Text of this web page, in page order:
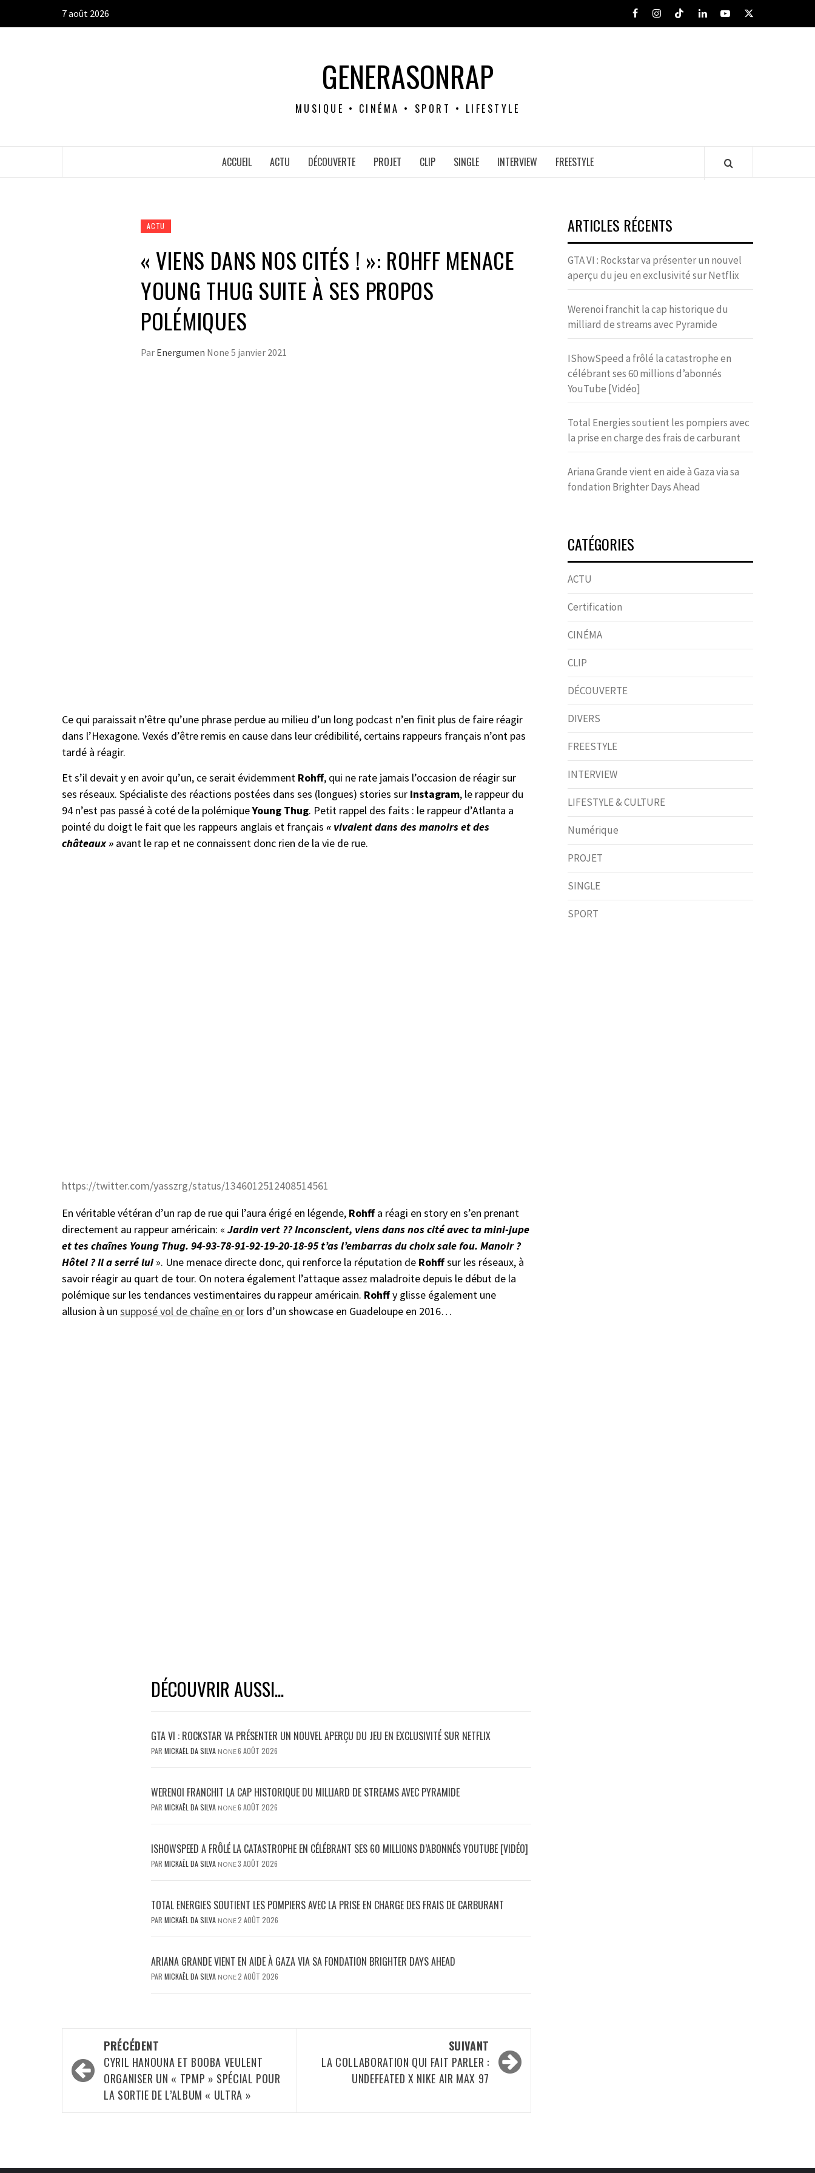
7 août 2026 FacebookInstagram
TiktokLinkedInYoutube
X
GENERASONRAP
MUSIQUE • CINÉMA • SPORT • LIFESTYLE
ACCUEIL ACTU DÉCOUVERTE PROJET CLIP SINGLE INTERVIEW FREESTYLE
ACTU
« VIENS DANS NOS CITÉS ! »: ROHFF MENACE
YOUNG THUG SUITE À SES PROPOS
POLÉMIQUES
Par Energumen None 5 janvier 2021
Ce qui paraissait n’être qu’une phrase perdue au milieu d’un long podcast n’en finit plus de faire réagir
dans l’Hexagone. Vexés d’être remis en cause dans leur crédibilité, certains rappeurs français n’ont pas
tardé à réagir.
Et s’il devait y en avoir qu’un, ce serait évidemment Rohff, qui ne rate jamais l’occasion de réagir sur
ses réseaux. Spécialiste des réactions postées dans ses (longues) stories sur Instagram, le rappeur du
94 n’est pas passé à coté de la polémiqueYoung Thug. Petit rappel des faits : le rappeur d’Atlanta a
pointé du doigt le fait que les rappeurs anglais et français « vivaient dans des manoirs et des
châteaux » avant le rap et ne connaissent donc rien de la vie de rue.
https://twitter.com/yasszrg/status/1346012512408514561
En véritable vétéran d’un rap de rue qui l’aura érigé en légende, Rohffa réagi en story en s’en prenant
directement au rappeur américain: « Jardin vert ?? Inconscient, viens dans nos cité avec ta mini-jupe
et tes chaînes Young Thug. 94-93-78-91-92-19-20-18-95 t’as l’embarras du choix sale fou. Manoir ?
Hôtel ? Il a serré lui ». Une menace directe donc, qui renforce la réputation de Rohffsur les réseaux, à
savoir réagir au quart de tour. On notera également l’attaque assez maladroite depuis le début de la
polémique sur les tendances vestimentaires du rappeur américain. Rohffy glisse également une
allusion à un supposé vol de chaîne en or lors d’un showcase en Guadeloupe en 2016…
DÉCOUVRIR AUSSI...
GTA VI : ROCKSTAR VA PRÉSENTER UN NOUVEL APERÇU DU JEU EN EXCLUSIVITÉ SUR NETFLIX
PAR MICKAËL DA SILVA NONE6 AOÛT 2026
WERENOI FRANCHIT LA CAP HISTORIQUE DU MILLIARD DE STREAMS AVEC PYRAMIDE
PAR MICKAËL DA SILVA NONE6 AOÛT 2026
ISHOWSPEED A FRÔLÉ LA CATASTROPHE EN CÉLÉBRANT SES 60 MILLIONS D’ABONNÉS YOUTUBE [VIDÉO]
PAR MICKAËL DA SILVA NONE3 AOÛT 2026
TOTAL ENERGIES SOUTIENT LES POMPIERS AVEC LA PRISE EN CHARGE DES FRAIS DE CARBURANT
PAR MICKAËL DA SILVA NONE2 AOÛT 2026
ARIANA GRANDE VIENT EN AIDE À GAZA VIA SA FONDATION BRIGHTER DAYS AHEAD
PAR MICKAËL DA SILVA NONE2 AOÛT 2026
Navigation
d’article
PRÉCÉDENT
CYRIL HANOUNA ET BOOBA VEULENT
ORGANISER UN « TPMP » SPÉCIAL POUR
LA SORTIE DE L’ALBUM « ULTRA »
SUIVANT
LA COLLABORATION QUI FAIT PARLER :
UNDEFEATED X NIKE AIR MAX 97
ARTICLES RÉCENTS
GTA VI : Rockstar va présenter un nouvel
aperçu du jeu en exclusivité sur Netflix
Werenoi franchit la cap historique du
milliard de streams avec Pyramide
IShowSpeed a frôlé la catastrophe en
célébrant ses 60 millions d’abonnés
YouTube [Vidéo]
Total Energies soutient les pompiers avec
la prise en charge des frais de carburant
Ariana Grande vient en aide à Gaza via sa
fondation Brighter Days Ahead
CATÉGORIES
ACTU
Certification
CINÉMA
CLIP
DÉCOUVERTE
DIVERS
FREESTYLE
INTERVIEW
LIFESTYLE & CULTURE
Numérique
PROJET
SINGLE
SPORT